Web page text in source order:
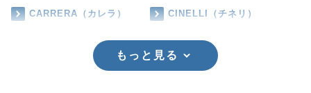
CARRERA（カレラ） CINELLI（チネリ）
もっと見る